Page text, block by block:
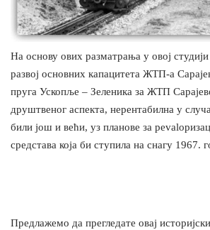
На основу ових разматрања у овој
развој основних капацитета ЖТП-а
пруга Ускопље – Зеленика за ЖТП
друштвеног аспекта, нерентабилна у
били још и већи, уз планове за
средстава која би ступила на снагу 1967.
Предлажемо да прегледате овај